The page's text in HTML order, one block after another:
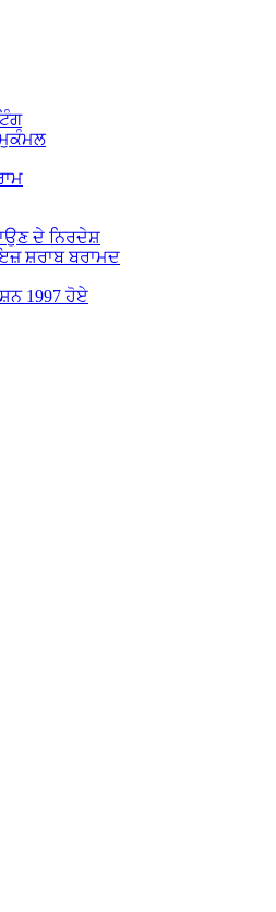
ਮੁਕੰਮਲ
ਦੇ ਨਿਰਦੇਸ਼
ਸ਼ਰਾਬ ਬਰਾਮਦ
1997 ਹੋਏ